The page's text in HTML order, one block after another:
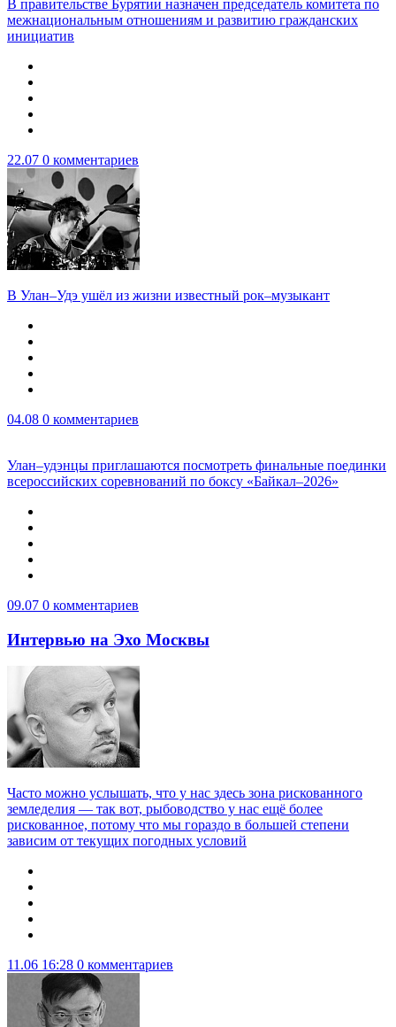
В правительстве Бурятии назначен председатель комитета по
межнациональным отношениям и развитию гражданских
инициатив
22.07 0 комментариев
В Улан–Удэ ушёл из жизни известный рок–музыкант
04.08 0 комментариев
Улан–удэнцы приглашаются посмотреть финальные поединки
всероссийских соревнований по боксу «Байкал–2026»
09.07 0 комментариев
Интервью на Эхо Москвы
Часто можно услышать, что у нас здесь зона рискованного
земледелия — так вот, рыбоводство у нас ещё более
рискованное, потому что мы гораздо в большей степени
зависим от текущих погодных условий
11.06 16:28 0 комментариев